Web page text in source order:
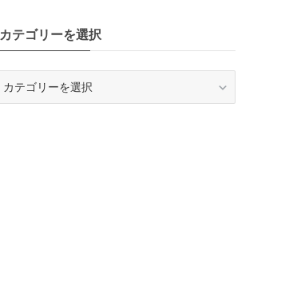
カテゴリーを選択